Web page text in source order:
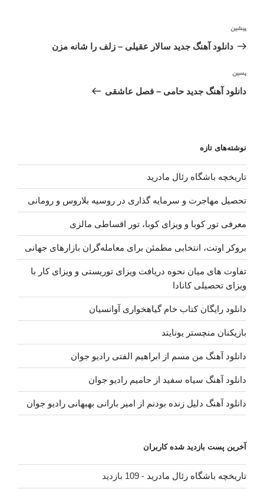
نوشته
قبلی
پیشین
دانلود آهنگ جديد سالار عقیلی – زلف را شانه مزن
نوشته‌ٔ
بعدی
پسین
دانلود آهنگ جدید حامی – فصل عاشقی
نوشته‌های تازه
تاریخچه باشگاه رئال مادرید
تحصیل مهاجرت و سرمایه گذاری در روسیه بلاروس و رومانی
معرفی تور کوبا و ویزای کوبا، تور اقساطی مالزی
بروکر اوتت، انتخابی مطمئن برای معامله‌گران بازارهای جهانی
تفاوت های میان نحوه دریافت ویزای توریستی و ویزای کار با
ویزای تحصیلی کانادا
دانلود رایگان کتاب خام گیاهخواری آوانسیان
بازیکنان منچستر یونایتد
دانلود آهنگ من مسم از ابراهیم الفتی رادیو جوان
دانلود آهنگ سیاه سفید از حامیم رادیو جوان
دانلود آهنگ دلیل زنده بودنم از امیر بارانی بهبهانی رادیو جوان
آخرین پست بازدید شده کاربران
تاریخچه باشگاه رئال مادرید - 109 بازدید